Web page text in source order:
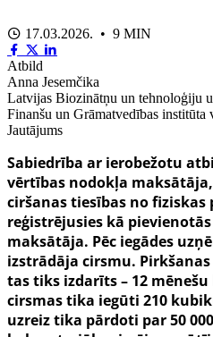
17.03.2026. • 9 MIN
Atbild
Anna Jesemčika
Latvijas Biozinātņu un tehnoloģiju
Finanšu un Grāmatvedības institūta
Jautājums
Sabiedrība ar ierobežotu
vērtības nodokļa
ciršanas tiesības no fiziskas
reģistrējusies kā
maksātāja. Pēc iegādes
izstrādāja cirsmu.
tas tiks izdarīts – 12
cirsmas tika iegūti 210
uzreiz tika pārdoti par 50